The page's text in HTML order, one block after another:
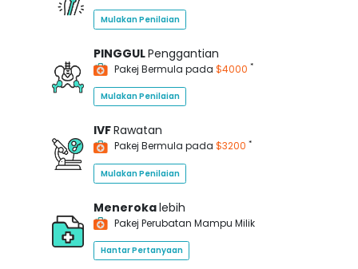
Mulakan Penilaian
PINGGULPenggantian
Pakej Bermula pada $4000 *
Mulakan Penilaian
IVFRawatan
Pakej Bermula pada $3200 *
Mulakan Penilaian
Menerokalebih
Pakej Perubatan Mampu Milik
Hantar Pertanyaan